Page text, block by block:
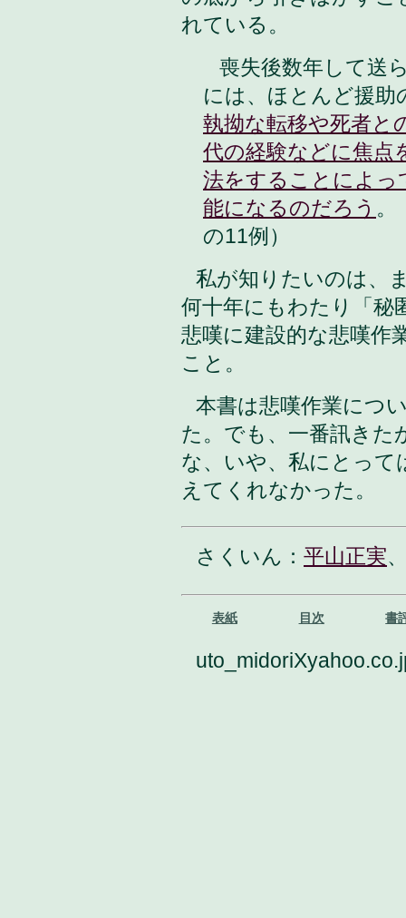
れている。
喪失後数年して送
には、ほとんど援助
執拗な転移や死者と
代の経験などに焦点
法をすることによっ
能になるのだろう 。
の11例）
私が知りたいのは、
何十年にもわたり「秘
悲嘆に建設的な悲嘆作
こと。
本書は悲嘆作業につ
た。でも、一番訊きた
な、いや、私にとって
えてくれなかった。
さくいん： 平山正実
表紙 目次 書